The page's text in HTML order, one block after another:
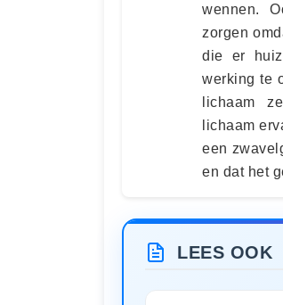
wennen.
zorgen
die er
werking te
lichaam
lichaam
een
en dat het
LEES OOK